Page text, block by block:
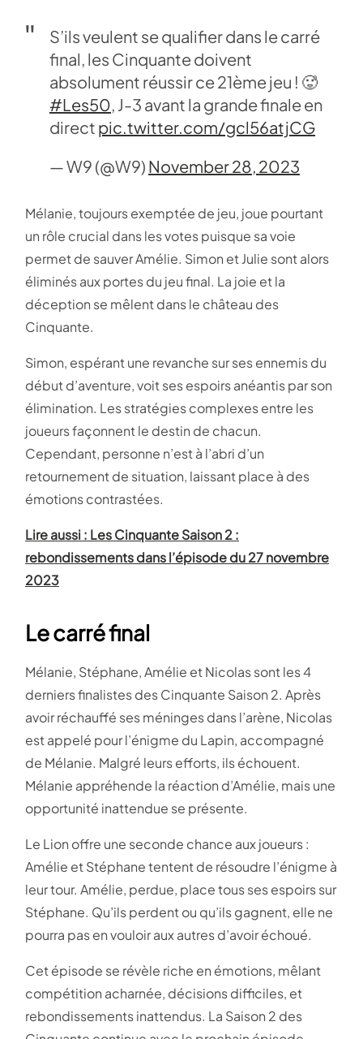
S’ils veulent se qualifier dans le carré
final, les Cinquante doivent
absolument réussir ce 21ème jeu ! 🥵
#Les50, J-3 avant la grande finale en
direct pic.twitter.com/gcl56atjCG
— W9 (@W9) November 28, 2023
Mélanie, toujours exemptée de jeu, joue pourtant
un rôle crucial dans les votes puisque sa voie
permet de sauver Amélie. Simon et Julie sont alors
éliminés aux portes du jeu final. La joie et la
déception se mêlent dans le château des
Cinquante.
Simon, espérant une revanche sur ses ennemis du
début d’aventure, voit ses espoirs anéantis par son
élimination. Les stratégies complexes entre les
joueurs façonnent le destin de chacun.
Cependant, personne n’est à l’abri d’un
retournement de situation, laissant place à des
émotions contrastées.
Lire aussi : Les Cinquante Saison 2 :
rebondissements dans l’épisode du 27 novembre
2023
Le carré final
Mélanie, Stéphane, Amélie et Nicolas sont les 4
derniers finalistes des Cinquante Saison 2. Après
avoir réchauffé ses méninges dans l’arène, Nicolas
est appelé pour l’énigme du Lapin, accompagné
de Mélanie. Malgré leurs efforts, ils échouent.
Mélanie appréhende la réaction d’Amélie, mais une
opportunité inattendue se présente.
Le Lion offre une seconde chance aux joueurs :
Amélie et Stéphane tentent de résoudre l’énigme à
leur tour. Amélie, perdue, place tous ses espoirs sur
Stéphane. Qu’ils perdent ou qu’ils gagnent, elle ne
pourra pas en vouloir aux autres d’avoir échoué.
Cet épisode se révèle riche en émotions, mêlant
compétition acharnée, décisions difficiles, et
rebondissements inattendus. La Saison 2 des